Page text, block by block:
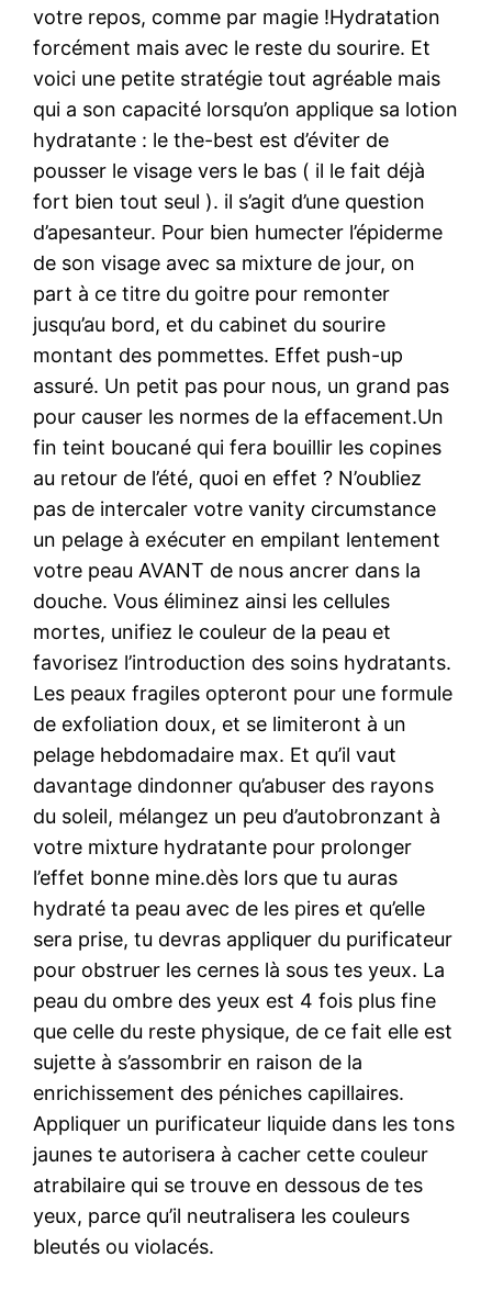
votre repos, comme par magie !Hydratation
forcément mais avec le reste du sourire. Et
voici une petite stratégie tout agréable mais
qui a son capacité lorsqu’on applique sa lotion
hydratante : le the-best est d’éviter de
pousser le visage vers le bas ( il le fait déjà
fort bien tout seul ). il s’agit d’une question
d’apesanteur. Pour bien humecter l’épiderme
de son visage avec sa mixture de jour, on
part à ce titre du goitre pour remonter
jusqu’au bord, et du cabinet du sourire
montant des pommettes. Effet push-up
assuré. Un petit pas pour nous, un grand pas
pour causer les normes de la effacement.Un
fin teint boucané qui fera bouillir les copines
au retour de l’été, quoi en effet ? N’oubliez
pas de intercaler votre vanity circumstance
un pelage à exécuter en empilant lentement
votre peau AVANT de nous ancrer dans la
douche. Vous éliminez ainsi les cellules
mortes, unifiez le couleur de la peau et
favorisez l’introduction des soins hydratants.
Les peaux fragiles opteront pour une formule
de exfoliation doux, et se limiteront à un
pelage hebdomadaire max. Et qu’il vaut
davantage dindonner qu’abuser des rayons
du soleil, mélangez un peu d’autobronzant à
votre mixture hydratante pour prolonger
l’effet bonne mine.dès lors que tu auras
hydraté ta peau avec de les pires et qu’elle
sera prise, tu devras appliquer du purificateur
pour obstruer les cernes là sous tes yeux. La
peau du ombre des yeux est 4 fois plus fine
que celle du reste physique, de ce fait elle est
sujette à s’assombrir en raison de la
enrichissement des péniches capillaires.
Appliquer un purificateur liquide dans les tons
jaunes te autorisera à cacher cette couleur
atrabilaire qui se trouve en dessous de tes
yeux, parce qu’il neutralisera les couleurs
bleutés ou violacés.